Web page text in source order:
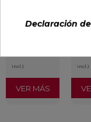
PVP
incl.)
VER MÁS
incl.)
Declaración